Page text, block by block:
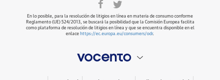
En lo posible, para la resolución de litigios en línea en materia de consumo conforme
Reglamento (UE) 524/2013, se buscará la posibilidad que la Comisión Europea facilita
como plataforma de resolución de litigios en línea y que se encuentra disponible en el
enlace https://ec.europa.eu/consumers/odr.